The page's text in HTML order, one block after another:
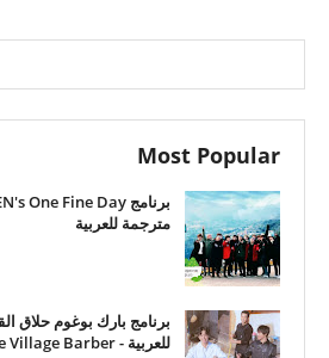
Most Popular
مترجمة للعربية
للعربية - The Village Barber